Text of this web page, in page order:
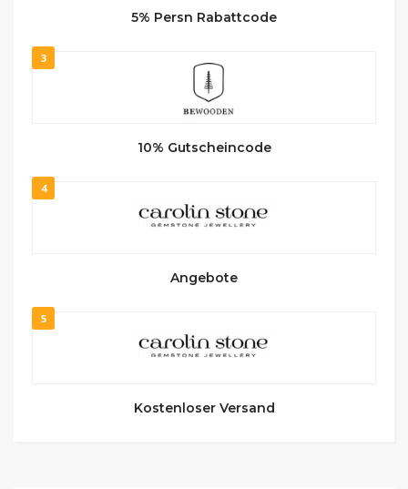
5% Persn Rabattcode
3
10% Gutscheincode
4
Angebote
5
Kostenloser Versand